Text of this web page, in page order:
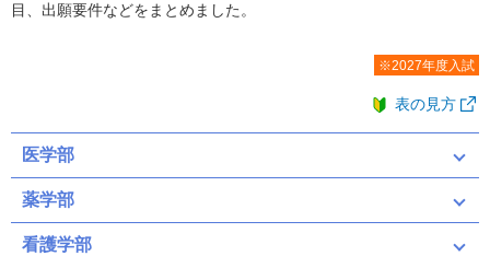
目、出願要件などをまとめました。
※2027年度入試
表の見方
医学部
薬学部
看護学部